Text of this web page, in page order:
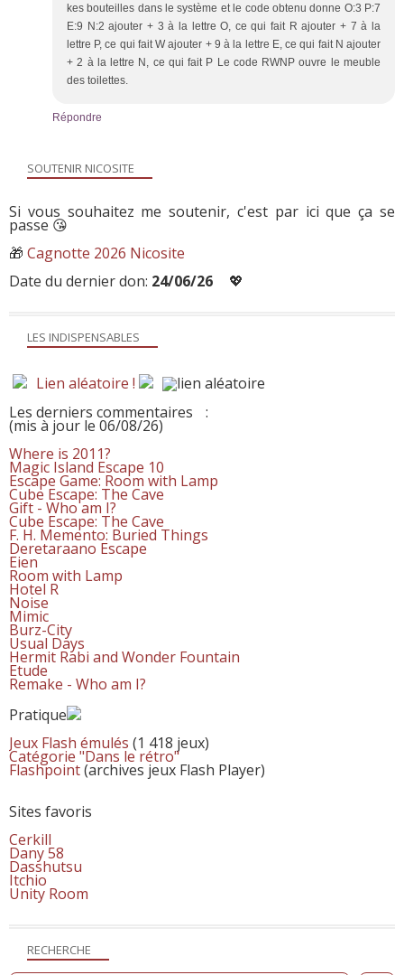
kes bouteilles dans le système et le code obtenu donne O:3 P:7
E:9 N:2 ajouter + 3 à la lettre O, ce qui fait R ajouter + 7 à la
lettre P, ce qui fait W ajouter + 9 à la lettre E, ce qui fait N ajouter
+ 2 à la lettre N, ce qui fait P Le code RWNP ouvre le meuble
des toilettes.
Répondre
RECHERCHE
LES INDISPENSABLES
Lien aléatoire !
Les derniers commentaires
:
(mis à jour le 06/08/26)
Where is 2011?
Magic Island Escape 10
Escape Game: Room with Lamp
Cube Escape: The Cave
Gift - Who am I?
Cube Escape: The Cave
F. H. Memento: Buried Things
Deretaraano Escape
Eien
Room with Lamp
Hotel R
Noise
Mimic
Burz-City
Usual Days
Hermit Rabi and Wonder Fountain
Etude
Remake - Who am I?
Pratique
Jeux Flash émulés (1 418 jeux)
Catégorie "Dans le rétro"
Flashpoint(archives jeux Flash Player)
Sites favoris
Cerkill
Dany 58
Dasshutsu
Itchio
Unity Room
SOUTENIR NICOSITE
Si vous souhaitez me soutenir, c'est par ici que ça se
passe 😘
🎁 Cagnotte 2026 Nicosite
Date du dernier don: 24/06/26 💖